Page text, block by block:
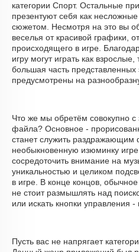
категории Спорт. Остальные
презентуют себя как
сюжетом. Несмотря на это вы
веселья от красивой графики,
происходящего в игре.
игру могут играть как
большая часть
предусмотрены на
Что же мы обретём совокупно с
файла? Основное -
станет служить раздражающим
необыкновенную изюминку
сосредоточить внимание на
уникальностью и целиком
в игре. В конце концов,
не стоит размышлять над
или искать кнопки управления -
Пусть вас не напрягает